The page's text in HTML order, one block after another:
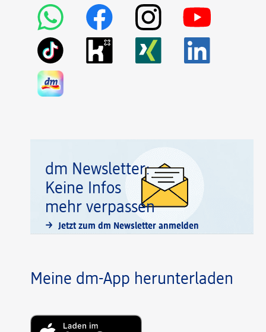
dm Newsletter:
Keine Infos
mehr verpassen
Jetzt zum dm Newsletter anmelden
Meine dm-App herunterladen